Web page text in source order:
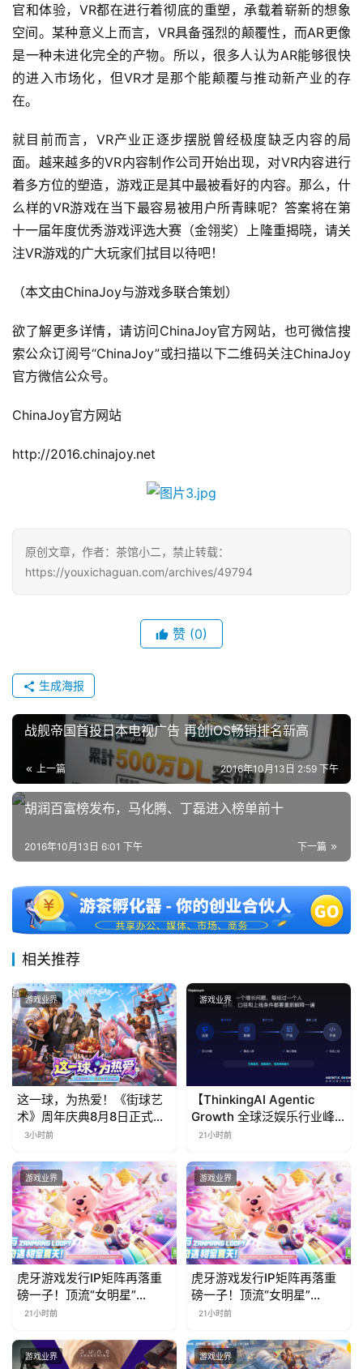
第
十
三
届
金
茶
7
月
3
0
游
茶
会
站
中
国
)
官和体验，VR都在进行着彻底的重塑，承载着崭新的想象
空间。某种意义上而言，VR具备强烈的颠覆性，而AR更像
是一种未进化完全的产物。所以，很多人认为AR能够很快
的进入市场化，但VR才是那个能颠覆与推动新产业的存
在。
就目前而言，VR产业正逐步摆脱曾经极度缺乏内容的局
面。越来越多的VR内容制作公司开始出现，对VR内容进行
着多方位的塑造，游戏正是其中最被看好的内容。那么，什
么样的VR游戏在当下最容易被用户所青睐呢？答案将在第
十一届年度优秀游戏评选大赛（金翎奖）上隆重揭晓，请关
注VR游戏的广大玩家们拭目以待吧！
（本文由ChinaJoy与游戏多联合策划）
欲了解更多详情，请访问ChinaJoy官方网站，也可微信搜
索公众订阅号“ChinaJoy”或扫描以下二维码关注ChinaJoy
官方微信公众号。
ChinaJoy官方网站
http://2016.chinajoy.net
原创文章，作者：茶馆小二，禁止转载：
https://youxichaguan.com/archives/49794
赞 (0)
生成海报
战舰帝国首投日本电视广告 再创iOS畅销排名新高
上一篇 2016年10月13日 2:59 下午
胡润百富榜发布，马化腾、丁磊进入榜单前十
下一篇
2016年10月13日 6:01 下午
相关推荐
游戏业界
这一球，为热爱！《街球艺
术》周年庆典8月8日正式上
线，多重福利与全新内容同
3小时前
游戏业界
【ThinkingAI Agentic
Growth 全球泛娱乐行业峰
会】Agent 时代，人到底负
21小时前
游戏业界
虎牙游戏发行IP矩阵再落重
磅一子！顶流“女明星”
ZANMANG LOOPY 正版3D
曝光
21小时前
游戏业界
虎牙游戏发行IP矩阵再落重
磅一子！顶流“女明星”
ZANMANG LOOPY 正版3D
曝光
21小时前
游戏业界 游戏业界